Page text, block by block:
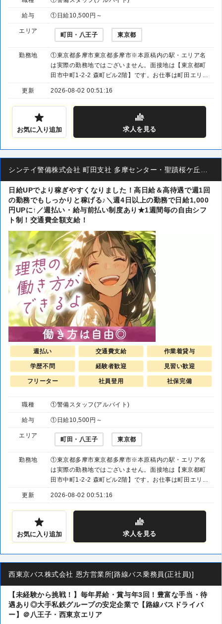
給与 ①日給10,500円～
エリア
町田・八王子 東京都
勤務地
①東京都多摩市東京都多摩市※本原稿内の駅・エリア名
は実際の勤務地ではございません。面接地は【東京都町
田市中町1-2-2 森町ビル2階】です。お仕事は町田エリ...
更新 2026-08-02 00:51:16
お気に入り追加 求人 を見る
日給UPでより稼ぎやすくなりました！高日給＆高待遇で週1回
の勤務でもしっかりと稼げる♪＼週4日以上の勤務で日給1,000
円UPに↑／週払い・給与前払い制度あり★1週間毎の自由シフ
ト制！交通費全額支給！
週払い 交通費支給 作業着貸与
学歴不問 経験者歓迎 見習い歓迎
フリーター 社員登用 社保完備
職種 ①警備スタッフ(アルバイト)
給与 ①日給10,500円～
エリア
町田・八王子 東京都
勤務地
①東京都多摩市東京都多摩市※本原稿内の駅・エリア名
は実際の勤務地ではございません。面接地は【東京都町
田市中町1-2-2 森町ビル2階】です。お仕事は町田エリ...
更新 2026-08-02 00:51:16
お気に入り追加 求人 を見る
西東京バス株式会社 恩方営業所[路線バス乗務員(正社員)]
【未経験から挑戦！】毎年昇給・賞与年3回！豊富な手当・待
遇あり◎大手私鉄グループの安定企業で【路線バスドライバ
ー】＠八王子・西東京エリア